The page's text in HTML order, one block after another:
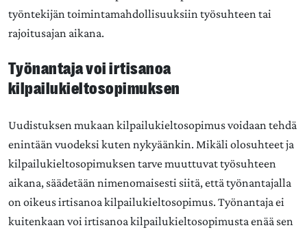
työntekijän toimintamahdollisuuksiin työsuhteen tai
rajoitusajan aikana.
Työnantaja voi irtisanoa
kilpailukieltosopimuksen
Uudistuksen mukaan kilpailukieltosopimus voidaan tehdä
enintään vuodeksi kuten nykyäänkin. Mikäli olosuhteet ja
kilpailukieltosopimuksen tarve muuttuvat työsuhteen
aikana, säädetään nimenomaisesti siitä, että työnantajalla
on oikeus irtisanoa kilpailukieltosopimus. Työnantaja ei
kuitenkaan voi irtisanoa kilpailukieltosopimusta enää sen